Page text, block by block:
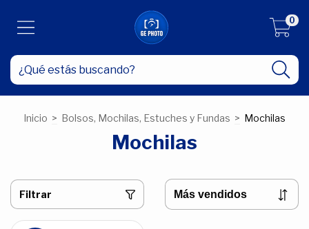
0
Inicio > Bolsos, Mochilas, Estuches y Fundas > Mochilas
Mochilas
Filtrar